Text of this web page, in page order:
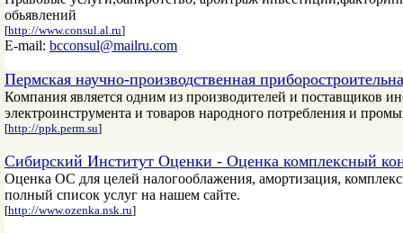
обьявлений
[http://www.consul.al.ru]
E-mail: bcconsul@mailru.com
Пермская научно-производственная
Компания является одним из производителей и поставщиков
электроинструмента и товаров народного потребления и
[http://ppk.perm.su]
Сибирский Институт Оценки - Оценка комплексный
Оценка ОС для целей налогооблажения, амортизация,
полный список услуг на нашем сайте.
[http://www.ozenka.nsk.ru]